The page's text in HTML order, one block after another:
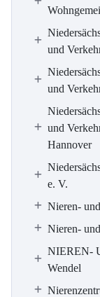
und
und
und
Hannover
e. V.
Nieren-
Nieren-
NIEREN-
Wendel